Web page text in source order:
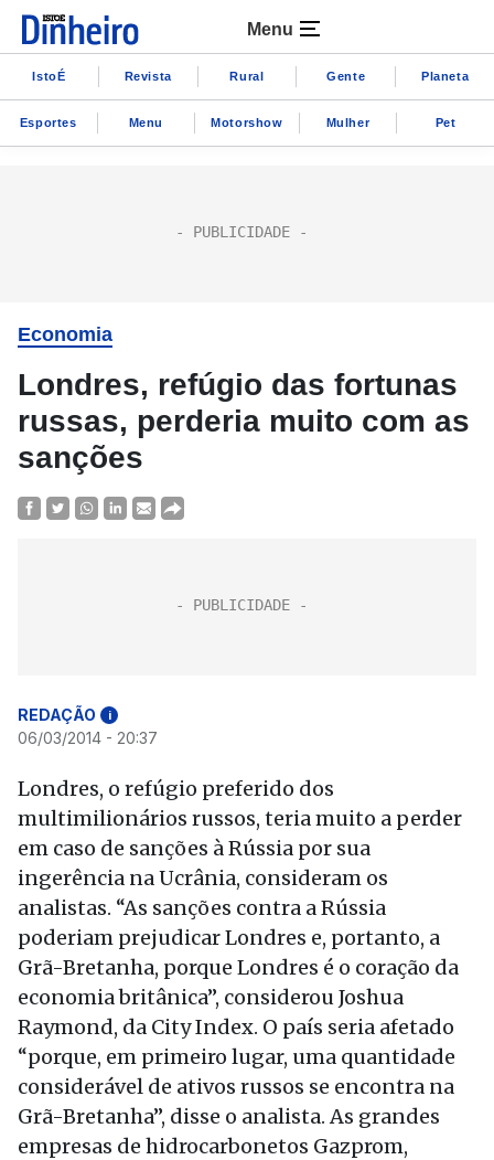
Menu
IstoÉ Revista Rural Gente Planeta
Esportes Menu Motorshow Mulher Pet
Economia
Londres, refúgio das fortunas
russas, perderia muito com as
sanções
REDAÇÃO i
06/03/2014 - 20:37
Londres, o refúgio preferido dos
multimilionários russos, teria muito a perder
em caso de sanções à Rússia por sua
ingerência na Ucrânia, consideram os
analistas. “As sanções contra a Rússia
poderiam prejudicar Londres e, portanto, a
Grã-Bretanha, porque Londres é o coração da
economia britânica”, considerou Joshua
Raymond, da City Index. O país seria afetado
“porque, em primeiro lugar, uma quantidade
considerável de ativos russos se encontra na
Grã-Bretanha”, disse o analista. As grandes
empresas de hidrocarbonetos Gazprom,